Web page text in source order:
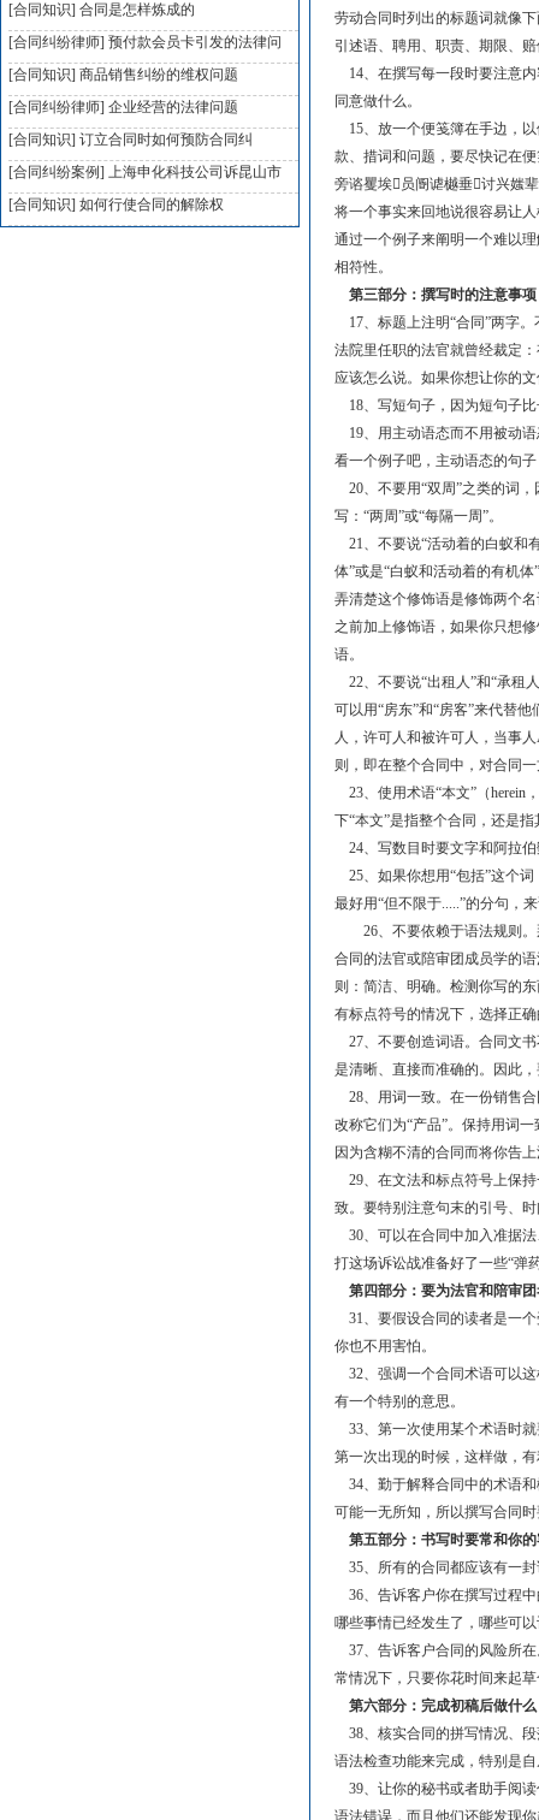
[合同知识] 合同是怎样炼成的
[合同纠纷律师] 预付款会员卡引发的法律问
[合同知识] 商品销售纠纷的维权问题
[合同纠纷律师] 企业经营的法律问题
[合同知识] 订立合同时如何预防合同纠
[合同纠纷案例] 上海申化科技公司诉昆山市
[合同知识] 如何行使合同的解除权
劳动合同时列出的标题词就像
引述语、聘用、职责、期限、
14、在撰写每一段时要注意
同意做什么。
15、放一个便笺簿在手边，
款、措词和问题，要尽快记在
旁谘矍埃员阍谑樾垂讨兴媸
将一个事实来回地说很容易让
通过一个例子来阐明一个难以
相符性。
第三部分：撰写时的注意事项
17、标题上注明“合同”两字
法院里任职的法官就曾经裁定
应该怎么说。如果你想让你的
18、写短句子，因为短句子
19、用主动语态而不用被动
看一个例子吧，主动语态的句
20、不要用“双周”之类的词
写：“两周”或“每隔一周”。
21、不要说“活动着的白蚁和
体”或是“白蚁和活动着的有机
弄清楚这个修饰语是修饰两个
之前加上修饰语，如果你只想
语。
22、不要说“出租人”和“承租
可以用“房东”和“房客”来代替
人，许可人和被许可人，当事
则，即在整个合同中，对合同
23、使用术语“本文”（herein
下“本文”是指整个合同，还是
24、写数目时要文字和阿拉
25、如果你想用“包括”这个
最好用“但不限于.....”的分句，
26、不要依赖于语法规则。
合同的法官或陪审团成员学的
则：简洁、明确。检测你写的
有标点符号的情况下，选择正
27、不要创造词语。合同文
是清晰、直接而准确的。因此
28、用词一致。在一份销售合
改称它们为“产品”。保持用词
因为含糊不清的合同而将你告
29、在文法和标点符号上保
致。要特别注意句末的引号、
30、可以在合同中加入准据
打这场诉讼战准备好了一些“弹
第四部分：要为法官和陪审
31、要假设合同的读者是一
你也不用害怕。
32、强调一个合同术语可以
有一个特别的意思。
33、第一次使用某个术语时
第一次出现的时候，这样做，
34、勤于解释合同中的术语
可能一无所知，所以撰写合同
第五部分：书写时要常和你
35、所有的合同都应该有一
36、告诉客户你在撰写过程
哪些事情已经发生了，哪些可
37、告诉客户合同的风险所
常情况下，只要你花时间来起
第六部分：完成初稿后做什么
38、核实合同的拼写情况、
语法检查功能来完成，特别是
39、让你的秘书或者助手阅
语法错误，而且他们还能发现